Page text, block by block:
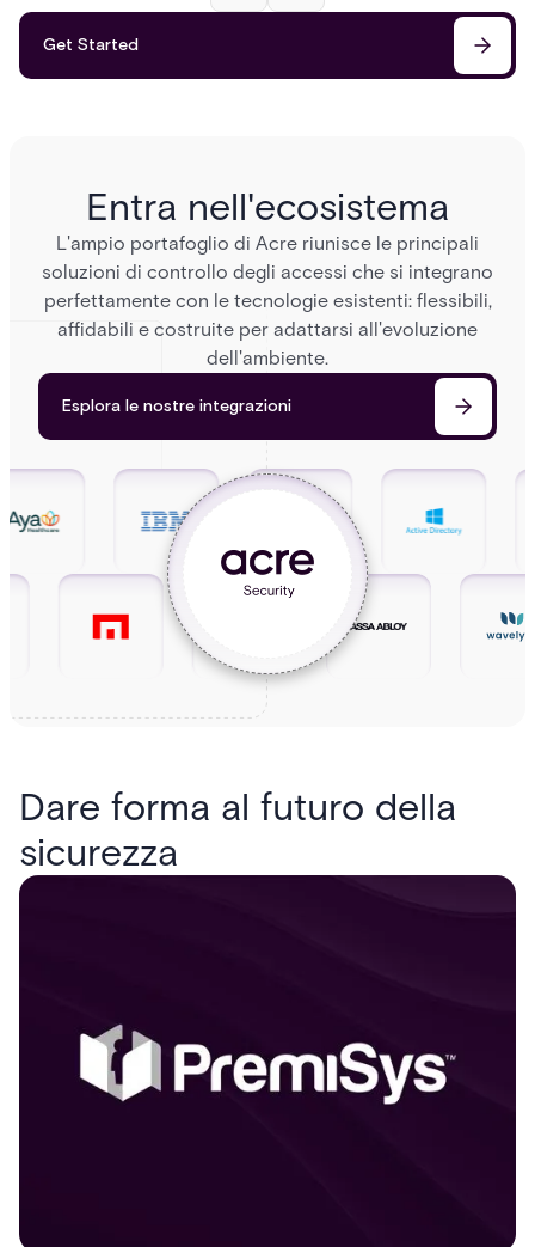
Get Started
Entra nell'ecosistema
L'ampio portafoglio di Acre riunisce le principali
soluzioni di controllo degli accessi che si integrano
perfettamente con le tecnologie esistenti: flessibili,
affidabili e costruite per adattarsi all'evoluzione
dell'ambiente.
Esplora le nostre integrazioni
Dare forma al futuro della
sicurezza